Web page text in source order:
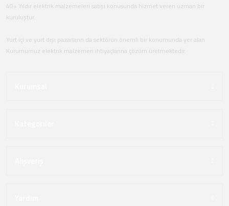
40+ Yıldır elektrik malzemeleri satışı konusunda hizmet veren uzman bir
kuruluştur.
Yurt içi ve yurt dışı pazarların da sektörün önemli bir konumunda yer alan
Kurumumuz elektrik malzemeri ihtiyaçlarına çözüm üretmektedir.